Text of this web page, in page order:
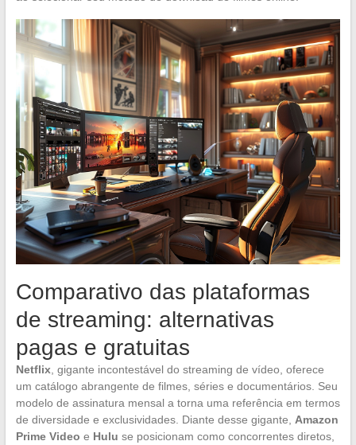
Comparativo das plataformas
de streaming: alternativas
pagas e gratuitas
Netflix, gigante incontestável do streaming de vídeo, oferece
um catálogo abrangente de filmes, séries e documentários. Seu
modelo de assinatura mensal a torna uma referência em termos
de diversidade e exclusividades. Diante desse gigante, Amazon
Prime Video e Hulu se posicionam como concorrentes diretos,